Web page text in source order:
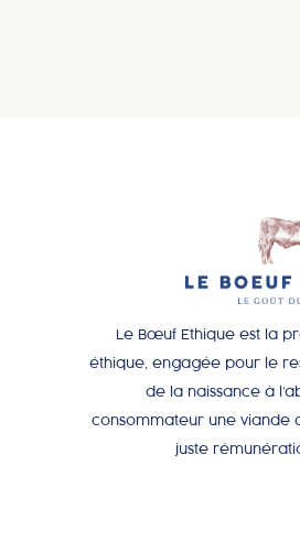
Le Bœuf Ethique est la
éthique, engagée pour le
de la naissance à
consommateur une viande
juste